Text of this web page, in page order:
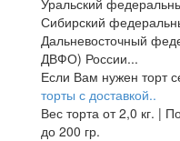
Уральский
Сибирский
Дальневосточный
ДВФО) России...
Если Вам нужен торт
торты с доставкой..
Вес торта от 2,0 кг. |
до 200 гр.